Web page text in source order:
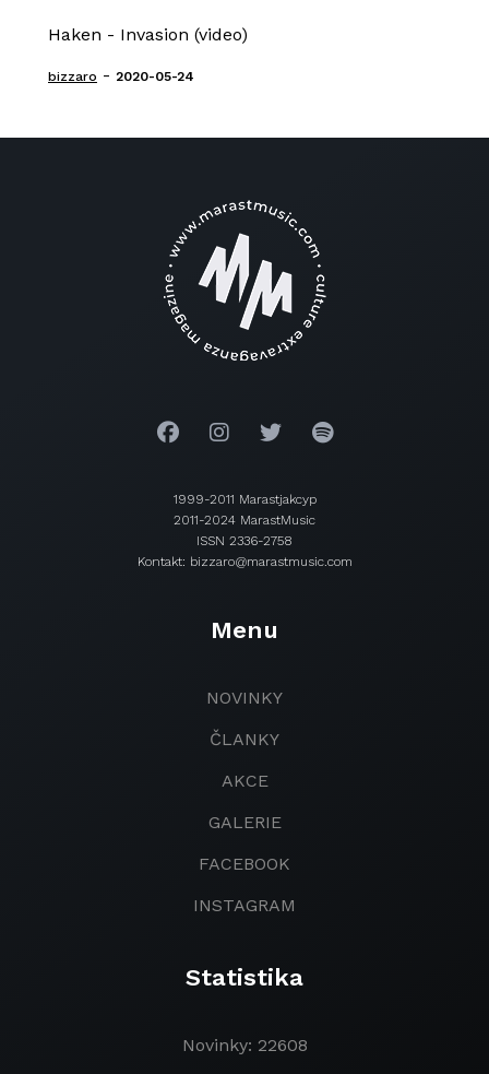
Haken - Invasion (video)
bizzaro - 2020-05-24
1999-2011 Marastjakcyp
2011-2024 MarastMusic
ISSN 2336-2758
Kontakt: bizzaro@marastmusic.com
Menu
NOVINKY
ČLANKY
AKCE
GALERIE
FACEBOOK
INSTAGRAM
Statistika
Novinky: 22608